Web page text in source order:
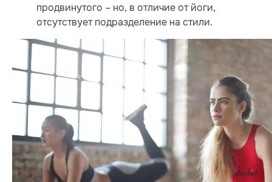
продвинутого – но, в отличие от йоги,
отсутствует подразделение на стили.